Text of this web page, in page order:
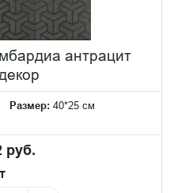
антрацит
Размер: 40*25 см
руб.